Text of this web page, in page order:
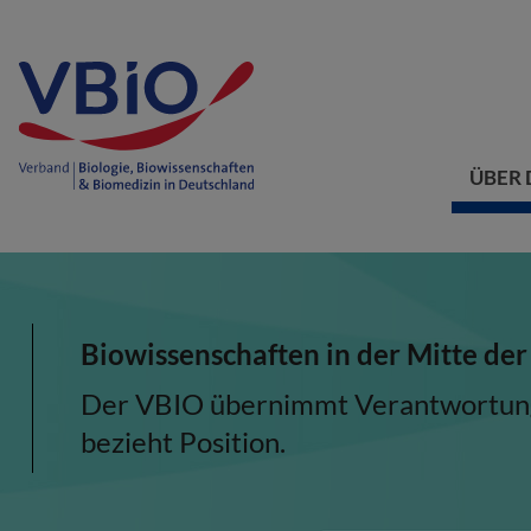
ÜBER
Biowissenschaften in der Mitte
Der VBIO übernimmt
bezieht Position.